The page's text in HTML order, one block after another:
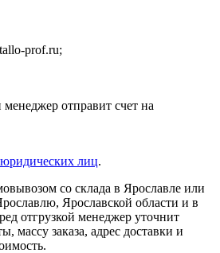
prof.ru;
отправит счет на
лиц.
со склада в Ярославле или
Ярославской области и в
отгрузкой менеджер уточнит
массу заказа, адрес доставки и